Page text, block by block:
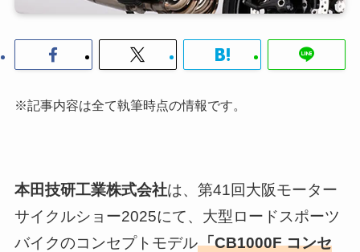
※記事内容は全て執筆時点の情報です。
本田技研工業株式会社は、第41回大阪モーター
サイクルショー2025にて、大型ロードスポーツ
バイクのコンセプトモデル「CB1000F コンセ